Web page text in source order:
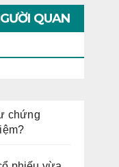
QUAN
chứng